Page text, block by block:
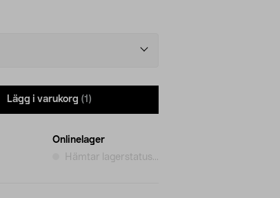
Lägg i varukorg (1)
Onlinelager
Hämtar lagerstatus...